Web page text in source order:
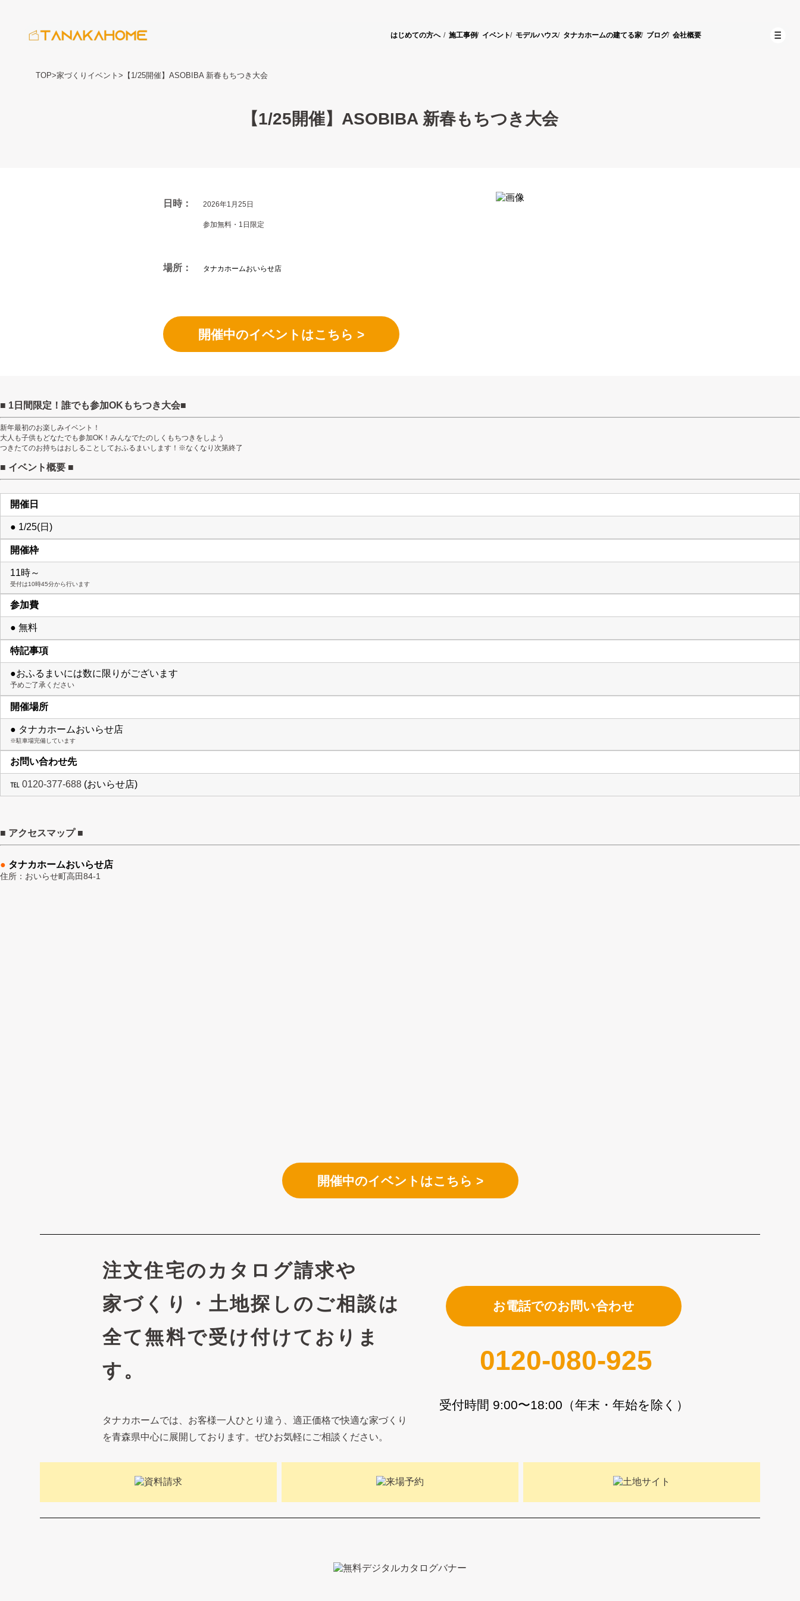
はじめての方へ 施工事例 イベント モデルハウス タナカホームの建てる家 ブログ 会社概要
TOP>家づくりイベント > 【1/25開催】ASOBIBA 新春もちつき大会
【1/25開催】ASOBIBA 新春もちつき大会
日時： 2026年1月25日
参加無料・1日限定
場所： タナカホームおいらせ店
開催中のイベントはこちら >
■ 1日間限定！誰でも参加OKもちつき大会■
新年最初のお楽しみイベント！
大人も子供もどなたでも参加OK！みんなでたのしくもちつきをしよう
つきたてのお持ちはおしることしておふるまいします！※なくなり次第終了
■ イベント概要 ■
開催日
● 1/25(日)
開催枠
11時～
受付は10時45分から行います
参加費
● 無料
特記事項
●おふるまいには数に限りがございます
予めご了承ください
開催場所
● タナカホームおいらせ店
※駐車場完備しています
お問い合わせ先
℡ 0120-377-688 (おいらせ店)
■ アクセスマップ ■
● タナカホームおいらせ店
住所：おいらせ町高田84-1
開催中のイベントはこちら >
注文住宅のカタログ請求や
家づくり・土地探しのご相談は
全て無料で受け付けておりま
す。
タナカホームでは、お客様一人ひとり違う、適正価格で快適な家づくり
を青森県中心に展開しております。ぜひお気軽にご相談ください。
お電話でのお問い合わせ
0120-080-925
受付時間 9:00〜18:00（年末・年始を除く）